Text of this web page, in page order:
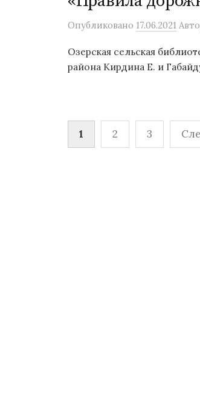
Опубликовано 17.06.2021
Озерская сельская
района Кирдина Е. и
Пагинация
записей
1 2 3